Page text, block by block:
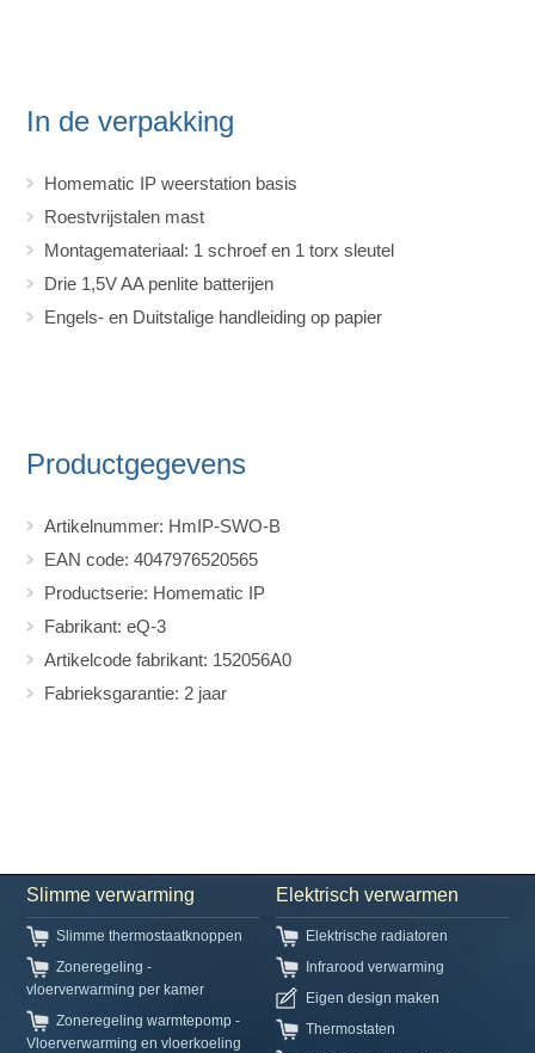
In de verpakking
Homematic IP weerstation basis
Roestvrijstalen mast
Montagemateriaal: 1 schroef en 1 torx sleutel
Drie 1,5V AA penlite batterijen
Engels- en Duitstalige handleiding op papier
Productgegevens
Artikelnummer: HmIP-SWO-B
EAN code: 4047976520565
Productserie: Homematic IP
Fabrikant: eQ-3
Artikelcode fabrikant: 152056A0
Fabrieksgarantie: 2 jaar
Slimme verwarming
Slimme thermostaatknoppen
Zoneregeling -
vloerverwarming per kamer
Zoneregeling warmtepomp -
Vloerverwarming en vloerkoeling
Elektrisch verwarmen
Elektrische radiatoren
Infrarood verwarming
Eigen design maken
Thermostaten